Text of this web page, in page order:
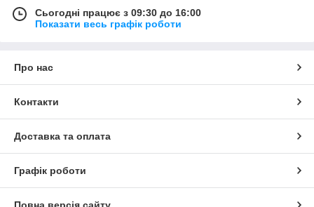
Сьогодні працює з 09:30 до 16:00
Показати весь графік роботи
Про нас
Контакти
Доставка та оплата
Графік роботи